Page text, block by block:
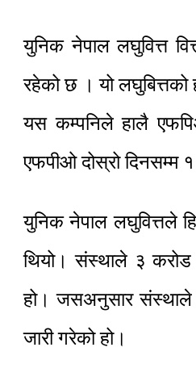
युनिक नेपाल लघुवित्त
रहेको छ । यो
यस कम्पनिले हालै
एफपीओ दोस्रो दिनसम्म
युनिक नेपाल लघुवित्तले
थियो। संस्थाले ३
हो। जसअनुसार
जारी गरेको हो।